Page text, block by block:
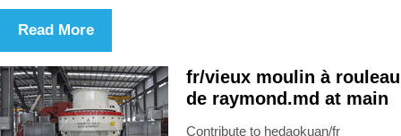
Read More
fr/vieux moulin à rouleau
de raymond.md at main
Contribute to hedaokuan/fr